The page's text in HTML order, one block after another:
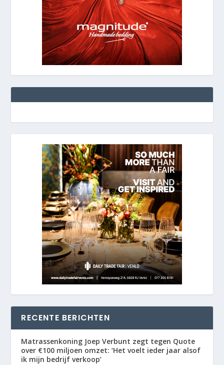
RECENTE BERICHTEN
Matrassenkoning Joep Verbunt zegt tegen Quote
over €100 miljoen omzet: ‘Het voelt ieder jaar alsof
ik mijn bedrijf verkoop’